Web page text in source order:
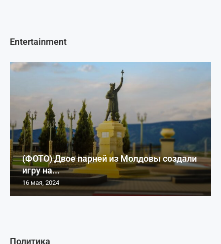
Политика
Entertainment
(ФОТО) Двое парней из Молдовы создали
игру на...
16 мая, 2024